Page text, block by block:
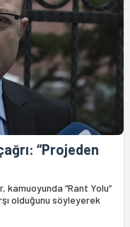
“Projeden
kamuoyunda “Rant Yolu”
olduğunu söyleyerek